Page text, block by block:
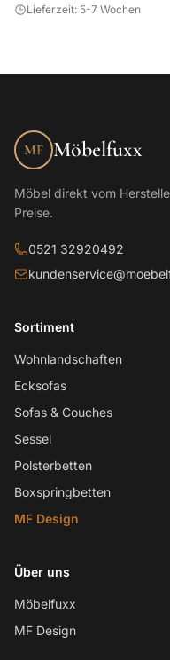
Lieferzeit: 5-7 Wochen
MF Möbelfuxx
Möbel direkt vom
Preise.
0521 32920492
Sortiment
Wohnlandschaften
Ecksofas
Sofas & Couches
Sessel
Polsterbetten
Boxspringbetten
MF Design
Über uns
Möbelfuxx
MF Design